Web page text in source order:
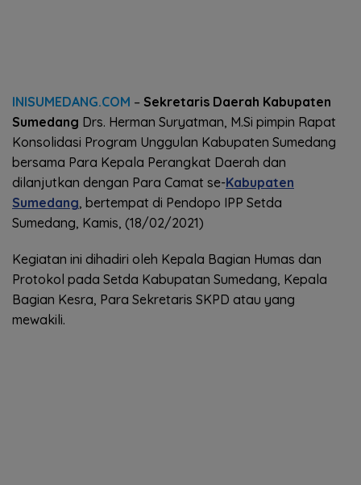
INISUMEDANG.COM – Sekretaris Daerah Kabupaten
Sumedang Drs. Herman Suryatman, M.Si pimpin Rapat
Konsolidasi Program Unggulan Kabupaten Sumedang
bersama Para Kepala Perangkat Daerah dan
dilanjutkan dengan Para Camat se-Kabupaten
Sumedang, bertempat di Pendopo IPP Setda
Sumedang, Kamis, (18/02/2021)
Kegiatan ini dihadiri oleh Kepala Bagian Humas dan
Protokol pada Setda Kabupatan Sumedang, Kepala
Bagian Kesra, Para Sekretaris SKPD atau yang
mewakili.